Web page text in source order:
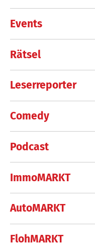
Events
Rätsel
Leserreporter
Comedy
Podcast
ImmoMARKT
AutoMARKT
FlohMARKT